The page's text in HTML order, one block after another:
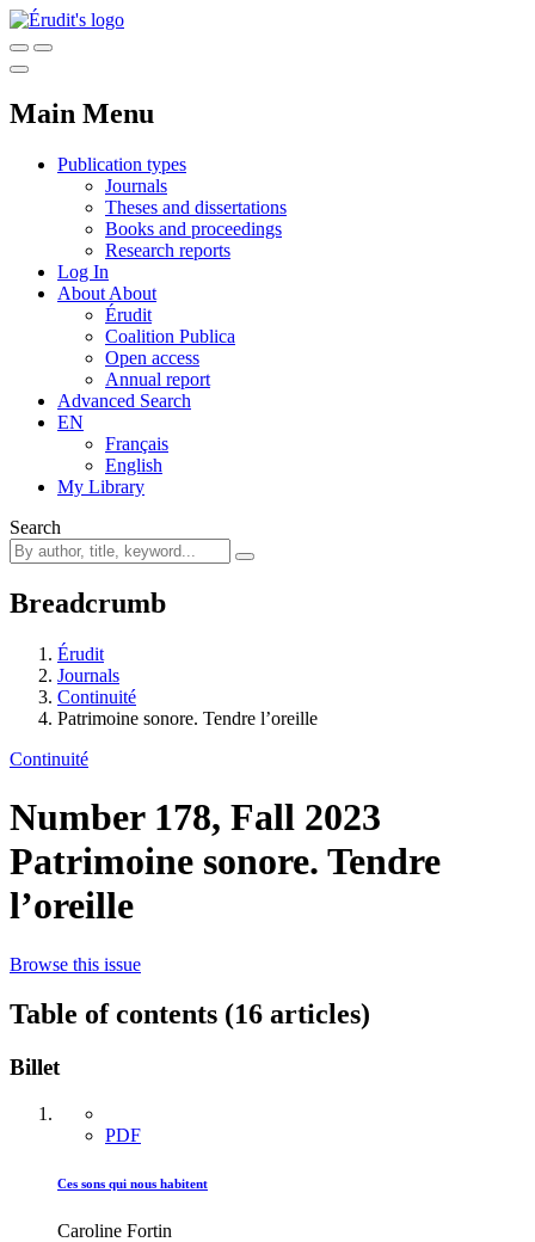
Main Menu
Publication types
Journals
Theses and dissertations
Books and proceedings
Research reports
Log In
About About
Érudit
Coalition Publica
Open access
Annual report
Advanced Search
EN
Français
English
My Library
Search
Breadcrumb
Érudit
Journals
Continuité
Patrimoine sonore. Tendre l’oreille
Continuité
Number 178, Fall 2023
Patrimoine sonore. Tendre
l’oreille
Browse this issue
Table of contents (16 articles)
Billet
PDF
Ces sons qui nous habitent
Caroline Fortin